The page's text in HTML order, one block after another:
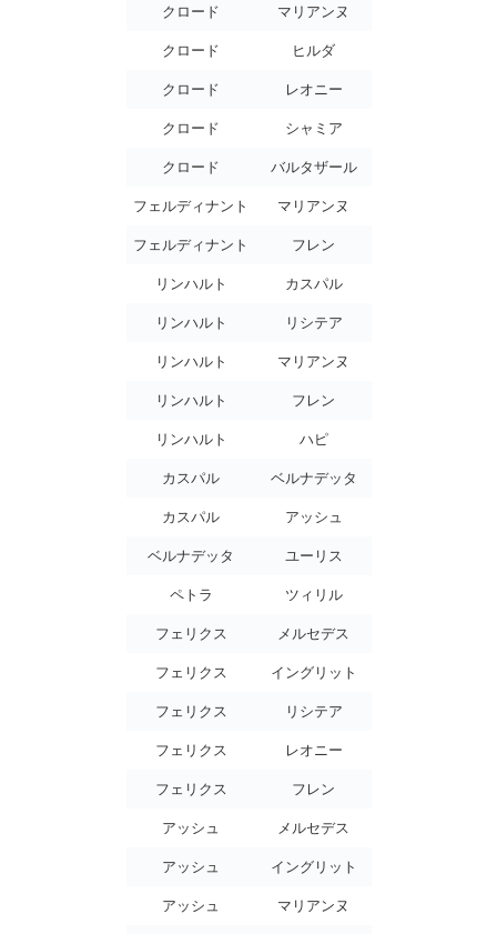
クロード マリアンヌ
クロード ヒルダ
クロード レオニー
クロード シャミア
クロード バルタザール
フェルディナント マリアンヌ
フェルディナント フレン
リンハルト カスパル
リンハルト リシテア
リンハルト マリアンヌ
リンハルト フレン
リンハルト ハピ
カスパル ベルナデッタ
カスパル アッシュ
ベルナデッタ ユーリス
ペトラ ツィリル
フェリクス メルセデス
フェリクス イングリット
フェリクス リシテア
フェリクス レオニー
フェリクス フレン
アッシュ メルセデス
アッシュ イングリット
アッシュ マリアンヌ